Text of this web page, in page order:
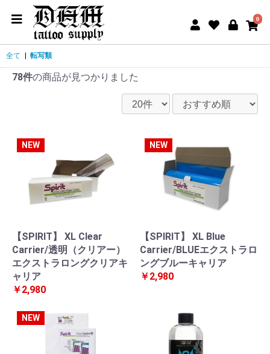
0
全て | 転写類
78件の商品が見つかりました
NEW
【SPIRIT】 XL Clear
Carrier/透明（クリアー）
エクストラロングクリアキ
ャリア
￥2,980
NEW
【SPIRIT】 XL Blue
Carrier/BLUEエクストラロ
ングブルーキャリア
￥2,980
NEW